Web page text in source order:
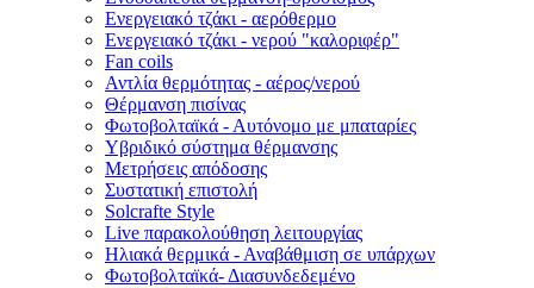
Ενεργειακό τζάκι - αερόθερμο
Ενεργειακό τζάκι - νερού "καλοριφέρ"
Fan coils
Αντλία θερμότητας - αέρος/νερού
Θέρμανση πισίνας
Φωτοβολταϊκά - Αυτόνομο με μπαταρίες
Υβριδικό σύστημα θέρμανσης
Μετρήσεις απόδοσης
Συστατική επιστολή
Solcrafte Style
Live παρακολούθηση λειτουργίας
Ηλιακά θερμικά - Αναβάθμιση σε υπάρχων
Φωτοβολταϊκά- Διασυνδεδεμένο